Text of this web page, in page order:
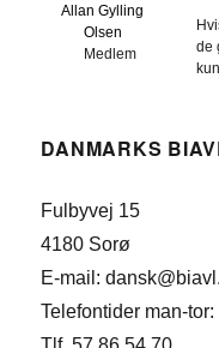
Allan Gylling
Olsen
Medlem
de
DANMARKS
Fulbyvej 15
4180 Sorø
E-mail:
Telefontider man-